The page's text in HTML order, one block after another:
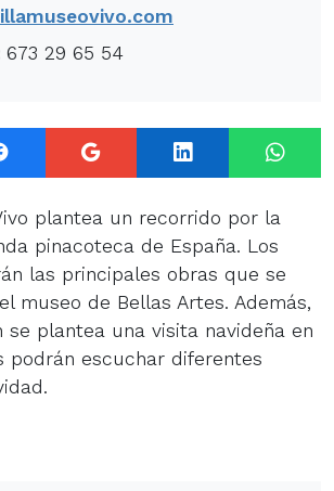
673 29 65 54
Facebook Google+ LinkedIn
plantea un recorrido por la
pinacoteca de España. Los
las principales obras que se
museo de Bellas Artes. Además,
se plantea una visita navideña en
podrán escuchar diferentes